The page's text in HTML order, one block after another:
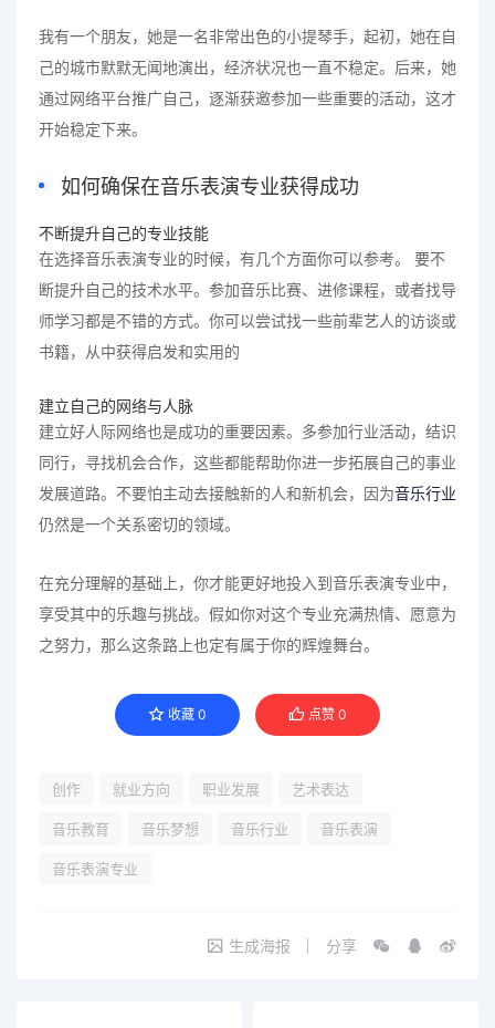
我有一个朋友，她是一名非常出色的小提琴手，起初，她在自
己的城市默默无闻地演出，经济状况也一直不稳定。后来，她
通过网络平台推广自己，逐渐获邀参加一些重要的活动，这才
开始稳定下来。
如何确保在音乐表演专业获得成功
不断提升自己的专业技能
在选择音乐表演专业的时候，有几个方面你可以参考。 要不
断提升自己的技术水平。参加音乐比赛、进修课程，或者找导
师学习都是不错的方式。你可以尝试找一些前辈艺人的访谈或
书籍，从中获得启发和实用的
建立自己的网络与人脉
建立好人际网络也是成功的重要因素。多参加行业活动，结识
同行，寻找机会合作，这些都能帮助你进一步拓展自己的事业
发展道路。不要怕主动去接触新的人和新机会，因为音乐行业
仍然是一个关系密切的领域。
在充分理解的基础上，你才能更好地投入到音乐表演专业中，
享受其中的乐趣与挑战。假如你对这个专业充满热情、愿意为
之努力，那么这条路上也定有属于你的辉煌舞台。
收藏 0 点赞 0
创作 就业方向 职业发展 艺术表达
音乐教育 音乐梦想 音乐行业 音乐表演
音乐表演专业
生成海报 分享